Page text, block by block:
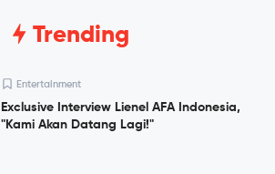
Trending
Entertainment
Exclusive Interview Lienel AFA Indonesia,
"Kami Akan Datang Lagi!"